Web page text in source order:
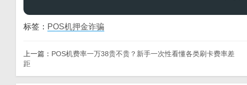
标签： POS机押金诈骗
上一篇： POS机费率一万38贵不贵？新手一次性看懂各类刷卡费率差
距